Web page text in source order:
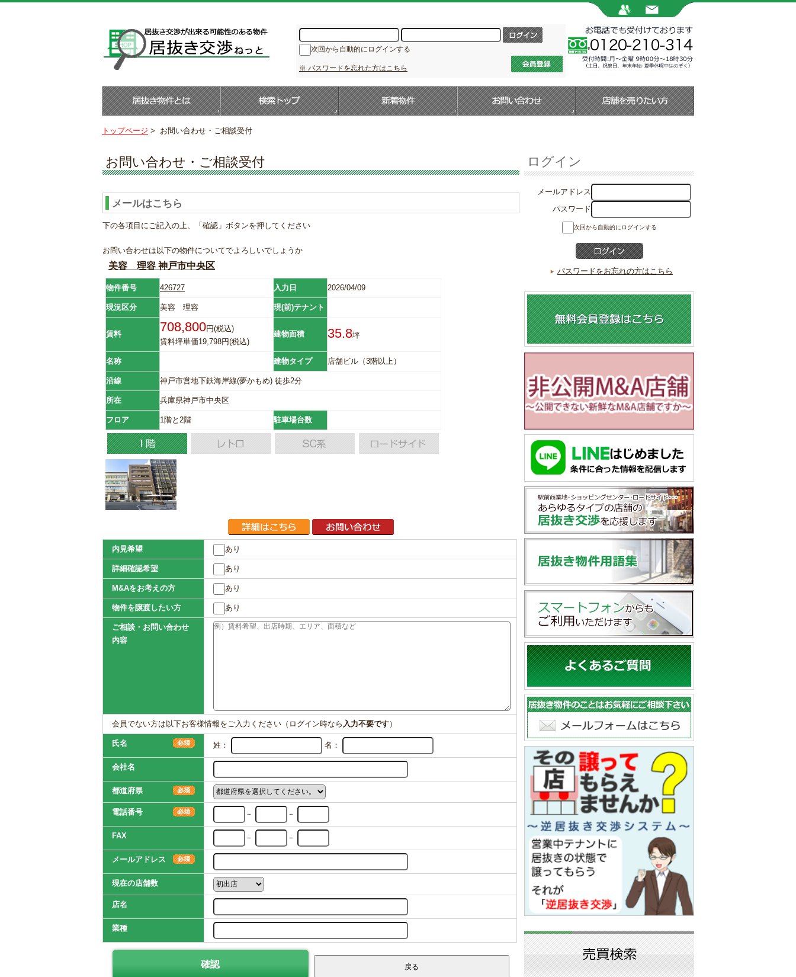
次回から自動的にログインする
※ パスワードを忘れた方はこちら
トップページ > お問い合わせ・ご相談受付
お問い合わせ・ご相談受付
メールはこちら
下の各項目にご記入の上、「確認」ボタンを押してください
お問い合わせは以下の物件についてでよろしいでしょうか
美容 理容 神戸市中央区
物件番号 426727 入力日 2026/04/09
現況区分 美容 理容 現(前)テナント
賃料 708,800円(税込)
賃料坪単価19,798円(税込)
建物面積 35.8坪
名称 建物タイプ 店舗ビル（3階以上）
沿線 神戸市営地下鉄海岸線(夢かもめ) 徒歩2分
所在 兵庫県神戸市中央区
フロア 1階と2階 駐車場台数
内見希望 あり
詳細確認希望 あり
M&Aをお考えの方 あり
物件を譲渡したい方 あり
ご相談・お問い合わせ
内容
会員でない方は以下お客様情報をご入力ください（ログイン時なら 入力不要です）
氏名 姓： 名：
会社名
都道府県
電話番号 － －
FAX － －
メールアドレス
現在の店舗数
店名
業種
ログイン
メールアドレス
パスワード
次回から自動的にログインする
パスワードをお忘れの方はこちら